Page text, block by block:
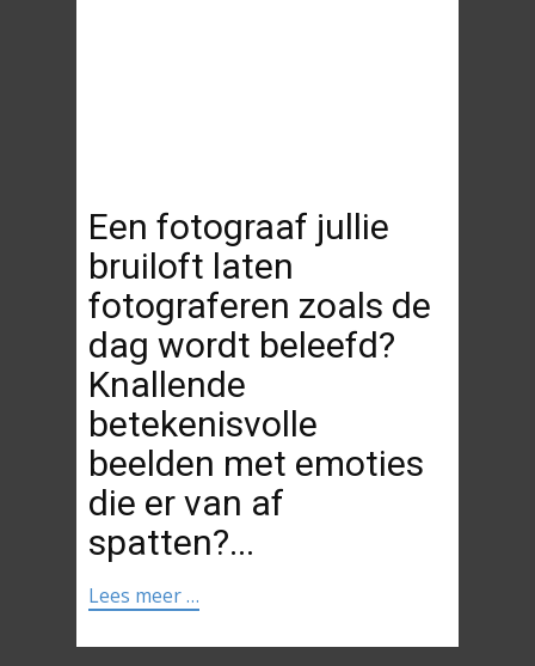
Een fotograaf jullie
bruiloft laten
fotograferen zoals de
dag wordt beleefd?
Knallende
betekenisvolle
beelden met emoties
die er van af
spatten?...
Lees meer …